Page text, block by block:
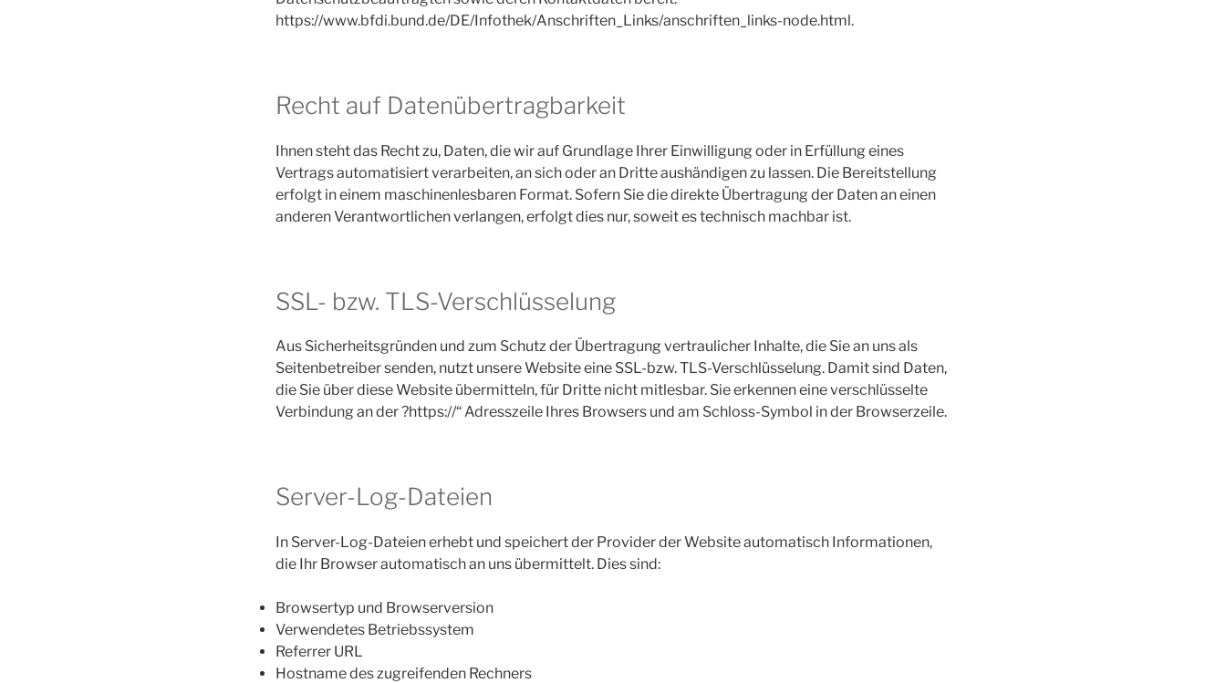
https://www.bfdi.bund.de/DE/Infothek/Anschriften_Links/anschriften_links-node.html.
Recht auf Datenübertragbarkeit
Ihnen steht das Recht zu, Daten, die wir auf Grundlage Ihrer Einwilligung oder in Erfüllung eines
Vertrags automatisiert verarbeiten, an sich oder an Dritte aushändigen zu lassen. Die Bereitstellung
erfolgt in einem maschinenlesbaren Format. Sofern Sie die direkte Übertragung der Daten an einen
anderen Verantwortlichen verlangen, erfolgt dies nur, soweit es technisch machbar ist.
SSL- bzw. TLS-Verschlüsselung
Aus Sicherheitsgründen und zum Schutz der Übertragung vertraulicher Inhalte, die Sie an uns als
Seitenbetreiber senden, nutzt unsere Website eine SSL-bzw. TLS-Verschlüsselung. Damit sind Daten,
die Sie über diese Website übermitteln, für Dritte nicht mitlesbar. Sie erkennen eine verschlüsselte
Verbindung an der ?https://“ Adresszeile Ihres Browsers und am Schloss-Symbol in der Browserzeile.
Server-Log-Dateien
In Server-Log-Dateien erhebt und speichert der Providerder Website automatisch Informationen,
die Ihr Browser automatisch an uns übermittelt. Dies sind:
Browsertyp und Browserversion
Verwendetes Betriebssystem
Referrer URL
Hostname des zugreifenden Rechners